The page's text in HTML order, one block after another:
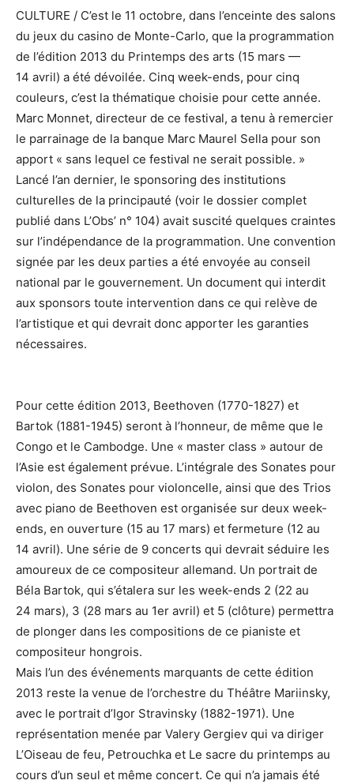
CULTURE / C’est le 11 octobre, dans l’enceinte des salons
du jeux du casino de Monte-Carlo, que la programmation
de l’édition 2013 du Printemps des arts (15 mars —
14 avril) a été dévoilée. Cinq week-ends, pour cinq
couleurs, c’est la thématique choisie pour cette année.
Marc Monnet, directeur de ce festival, a tenu à remercier
le parrainage de la banque Marc Maurel Sella pour son
apport « sans lequel ce festival ne serait possible. »
Lancé l’an dernier, le sponsoring des institutions
culturelles de la principauté (voir le dossier complet
publié dans L’Obs’ n° 104) avait suscité quelques craintes
sur l’indépendance de la programmation. Une convention
signée par les deux parties a été envoyée au conseil
national par le gouvernement. Un document qui interdit
aux sponsors toute intervention dans ce qui relève de
l’artistique et qui devrait donc apporter les garanties
nécessaires.
Pour cette édition 2013, Beethoven (1770-1827) et
Bartok (1881-1945) seront à l’honneur, de même que le
Congo et le Cambodge. Une « master class » autour de
l’Asie est également prévue. L’intégrale des Sonates pour
violon, des Sonates pour violoncelle, ainsi que des Trios
avec piano de Beethoven est organisée sur deux week-
ends, en ouverture (15 au 17 mars) et fermeture (12 au
14 avril). Une série de 9 concerts qui devrait séduire les
amoureux de ce compositeur allemand. Un portrait de
Béla Bartok, qui s’étalera sur les week-ends 2 (22 au
24 mars), 3 (28 mars au 1er avril) et 5 (clôture) permettra
de plonger dans les compositions de ce pianiste et
compositeur hongrois.
Mais l’un des événements marquants de cette édition
2013 reste la venue de l’orchestre du Théâtre Mariinsky,
avec le portrait d’Igor Stravinsky (1882-1971). Une
représentation menée par Valery Gergiev qui va diriger
L’Oiseau de feu, Petrouchka et Le sacre du printemps au
cours d’un seul et même concert. Ce qui n’a jamais été